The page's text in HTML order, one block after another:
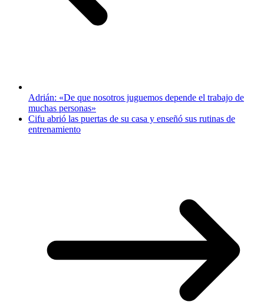
Adrián: «De que nosotros juguemos depende el trabajo de
muchas personas»
Cifu abrió las puertas de su casa y enseñó sus rutinas de
entrenamiento